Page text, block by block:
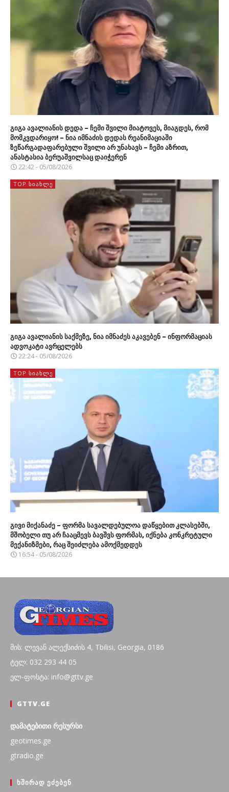
გიგა ავალიანის დედა – ჩემი შვილი მიატოვეს, მიაგდეს, რომ
მომკვდარიყო! – ნია იმნაძის დედას რეანიმაციაში
ზეწარგადაფარებული შვილი არ უნახავს – ჩემი აზრით,
ანასტასია ბერუაშვილსაც დაიჭერენ
22:42 - 05/08/2026
TOP ᲡᲘᲐᲮᲚᲔ
გიგა ავალიანის საქმეზე, ნია იმნაძეს აკავებენ – ინფორმაციას
ადვოკატი ავრცელებს
22:24 - 05/08/2026
TOP ᲡᲘᲐᲮᲚᲔ
გივი მიქანაძე – ფორმა სავალდებულოა დაწყებით კლასებში,
მშობელი თუ არ ჩააცმევს ბავშვს ფორმას, იქნება კონკრეტული
მექანიზმები, რაც შეიძლება ამოქმედდეს
16:54 - 05/08/2026
მის: ლევან ალექსიძის 4, Tbilisi, Georgia, 0186
ტელ: 032 293 44 05
ელ-ფოსტა: info@gttv.ge
GTTV.GE
დამატებითი რესურსი
geotimes.ge
gtradio.ge
ᲮᲨᲘᲠᲐᲓ ᲔᲫᲔᲑᲔᲜ